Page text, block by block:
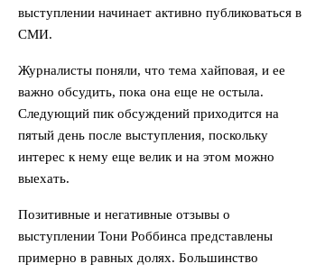
выступлении начинает активно публиковаться в
СМИ.
Журналисты поняли, что тема хайповая, и ее
важно обсудить, пока она еще не остыла.
Следующий пик обсуждений приходится на
пятый день после выступления, поскольку
интерес к нему еще велик и на этом можно
выехать.
Позитивные и негативные отзывы о
выступлении Тони Роббинса представлены
примерно в равных долях. Большинство